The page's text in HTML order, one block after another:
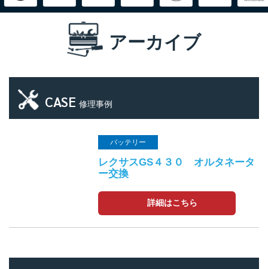
アーカイブ
CASE 修理事例
バッテリー
レクサスGS４３０ オルタネータ
ー交換
詳細はこちら